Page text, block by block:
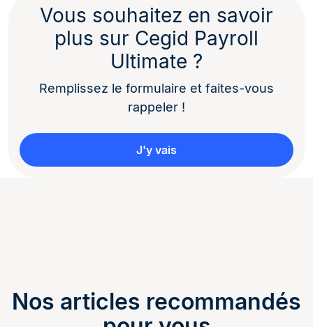
Vous souhaitez en savoir
plus sur Cegid Payroll
Ultimate ?
Remplissez le formulaire et faites-vous
rappeler !
J'y vais
Nos articles recommandés